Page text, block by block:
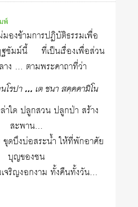
พ์
องข้ามการปฏิบัติธรรมเพื่อ
ฐชัมม์นี้ ที่เป็นเรื่องเพื่อส่วน
าง … ตามพระคาถาที่ว่า
โรปา … เต ชนา สคฺคคามิโน
าใด ปลูกสวน ปลูกป่า สร้าง
สะพาน…
ขุดบึงบ่อสระน้ำ ให้ที่พักอาศัย
บุญของชน
จริญงอกงาม ทั้งคืนทั้งวัน…